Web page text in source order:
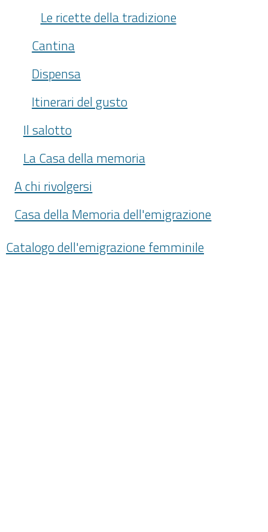
Le ricette della tradizione
Cantina
Dispensa
Itinerari del gusto
Il salotto
La Casa della memoria
A chi rivolgersi
Casa della Memoria dell'emigrazione
Catalogo dell'emigrazione femminile